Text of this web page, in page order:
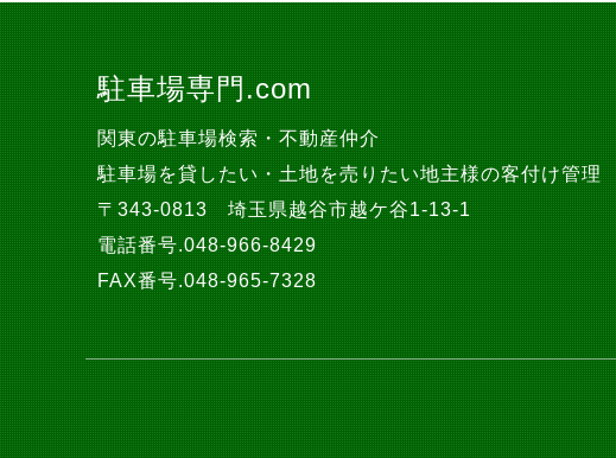
駐車場専門.com
関東の駐車場検索・不動産仲介
駐車場を貸したい・土地を売りたい地主様の客付け管理
〒343-0813 埼玉県越谷市越ケ谷1-13-1
電話番号.048-966-8429
FAX番号.048-965-7328